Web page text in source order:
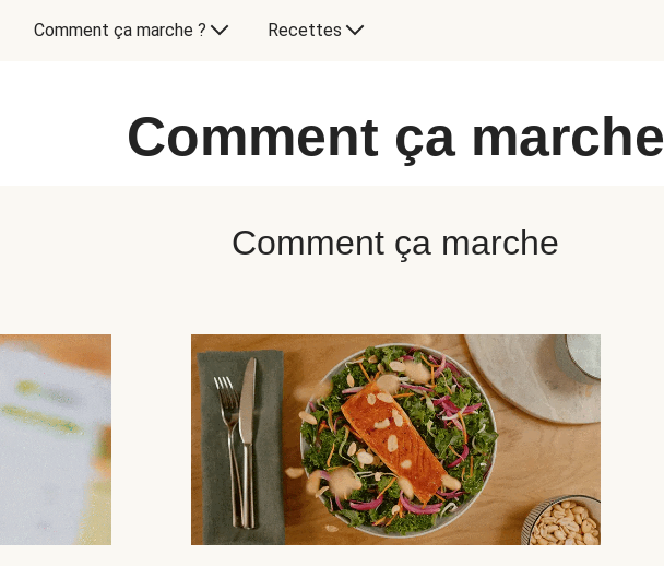
Comment ça marche ? Recettes
Comment ça marche
Comment ça marche